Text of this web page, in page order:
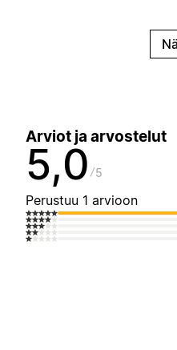
Arviot ja arvostelut
5,0 5
Perustuu 1 arvioon